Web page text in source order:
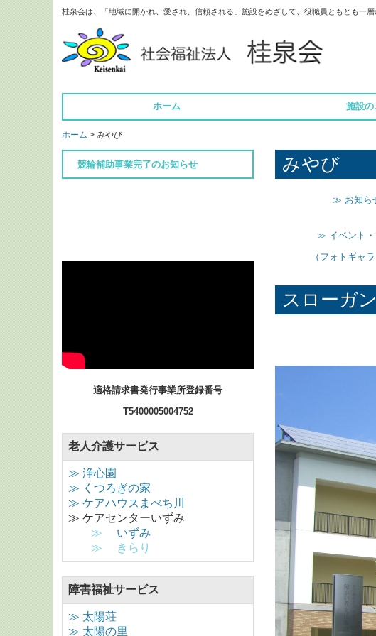
桂泉会は、「地域に開かれ、愛され、信頼される」施設をめざして、役職員ともども一層
ホーム 施設
ホーム みやび
競輪補助事業完了のお知らせ
適格請求書発行事業所登録番号
T5400005004752
老人介護サービス
≫ 浄心園
≫ くつろぎの家
≫ ケアハウスまべち川
≫ ケアセンターいずみ
≫ いずみ
≫
きらり
障害福祉サービス
≫ 太陽荘
≫ 太陽の里
みやび
≫ お知ら
≫ イベント
（フォトギャラ
スローガン